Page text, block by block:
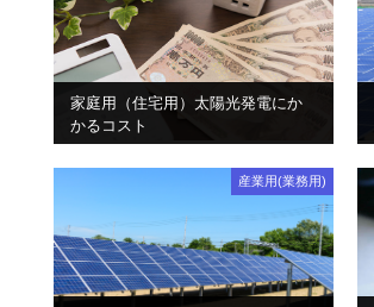
家庭用（住宅用）太陽光発電にか
かるコスト
産業用(業務用)